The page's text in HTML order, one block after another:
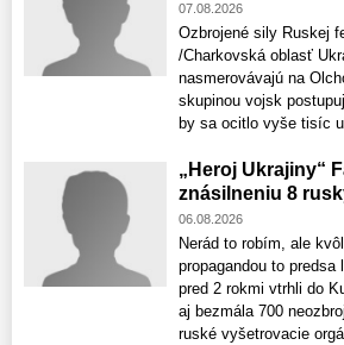
07.08.2026
Ozbrojené sily Ruskej
/Charkovská oblasť
nasmerovávajú na
skupinou vojsk
by sa ocitlo vyše tisíc
„Heroj Ukrajiny“
znásilneniu 8
06.08.2026
Nerád to robím, ale
propagandou to
pred 2 rokmi vtrhli do
aj bezmála 700
ruské vyšetrovacie